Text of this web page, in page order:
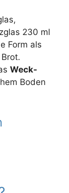
230 ml
Form als
Weck-
Boden